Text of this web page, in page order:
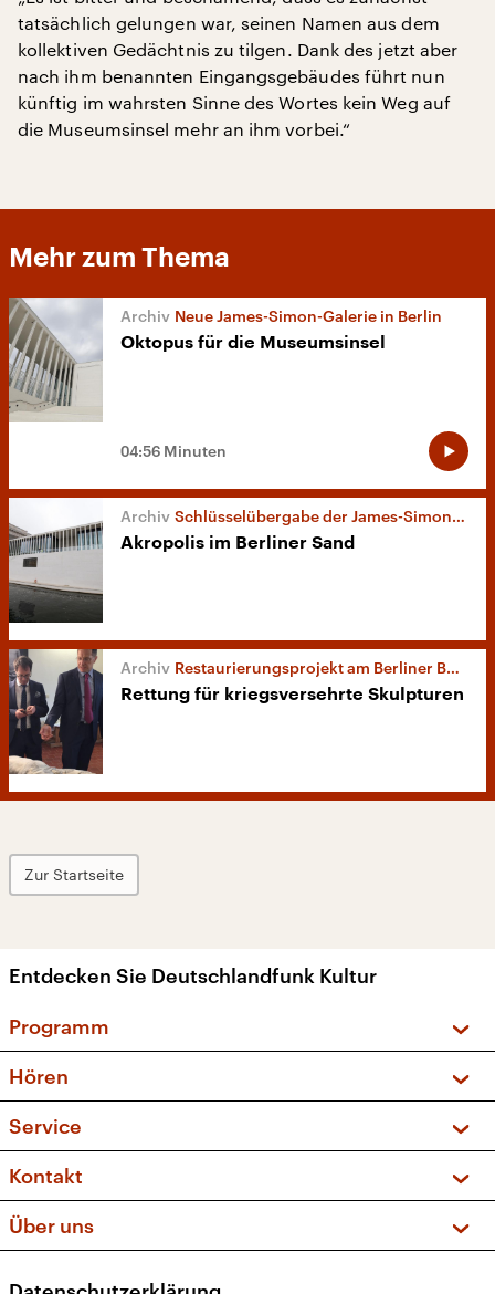
tatsächlich gelungen war, seinen Namen aus dem
kollektiven Gedächtnis zu tilgen. Dank des jetzt aber
nach ihm benannten Eingangsgebäudes führt nun
künftig im wahrsten Sinne des Wortes kein Weg auf
die Museumsinsel mehr an ihm vorbei.“
Mehr zum Thema
Neue James-Simon-Galerie in Berlin
Oktopus für die Museumsinsel
04:56 Minuten
Schlüsselübergabe der James-Simon-Galerie
Akropolis im Berliner Sand
Restaurierungsprojekt am Berliner Bodemuseum
Rettung für kriegsversehrte Skulpturen
Zur Startseite
Entdecken Sie Deutschlandfunk Kultur
Programm
Sendungen und Podcasts
Musikliste
Kakadu – Das Kinderprogramm
Hören
Frequenzen (UKW + DAB+)
Service
FAQ
Apps
Newsletter
Kontakt
Social Media
Über uns